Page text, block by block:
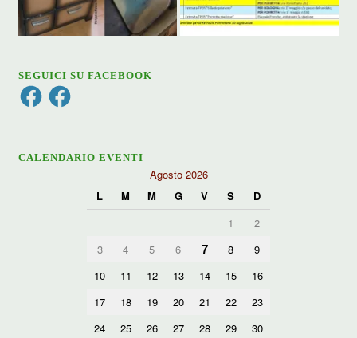
SEGUICI SU FACEBOOK
FacebookFacebook
CALENDARIO EVENTI
Agosto 2026
L
M M G V S
D
1
2
3
4 5 6 7 8
9
10
11 12 13 14 15
16
17
18 19 20 21 22
23
24
25 26 27 28 29
30